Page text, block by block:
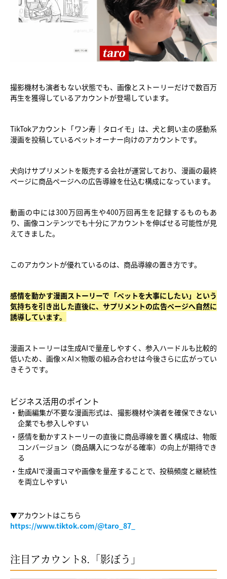
撮影機材も演者もない状態でも、画像とストーリーだけで数百万
再生を獲得しているアカウントが登場しています。
TikTokアカウント「ワン寿｜タロイモ」は、犬と飼い主の感動系
漫画を投稿しているペットオーナー向けのアカウントです。
犬向けサプリメントを販売する会社が運営しており、漫画の最終
ページに商品ページへの広告導線を仕込む構成になっています。
動画の中には300万回再生や400万回再生を記録するものもあ
り、画像コンテンツでも十分にアカウントを伸ばせる可能性が見
えてきました。
このアカウントが優れているのは、商品導線の置き方です。
感情を動かす漫画ストーリーで「ペットを大事にしたい」という
気持ちを引き出した直後に、サプリメントの広告ページへ自然に
誘導しています。
漫画ストーリーは生成AIで量産しやすく、参入ハードルも比較的
低いため、画像×AI×物販の組み合わせは今後さらに広がってい
きそうです。
ビジネス活用のポイント
動画編集が不要な漫画形式は、撮影機材や演者を確保できない
企業でも参入しやすい
感情を動かすストーリーの直後に商品導線を置く構成は、物販
コンバージョン（商品購入につながる確率）の向上が期待でき
る
生成AIで漫画コマや画像を量産することで、投稿頻度と継続性
を両立しやすい
▼アカウントはこちら
https://www.tiktok.com/@taro_87_
注目アカウント8.「影ぼう」